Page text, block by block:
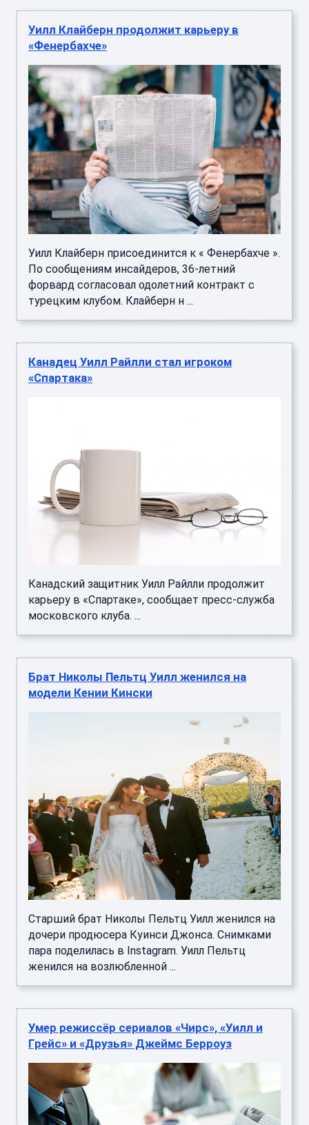
Уилл Клайберн продолжит карьеру в
«Фенербахче»
Уилл Клайберн присоединится к « Фенербахче ».
По сообщениям инсайдеров, 36-летний
форвард согласовал одолетний контракт с
турецким клубом. Клайберн н ...
Канадец Уилл Райлли стал игроком
«Спартака»
Канадский защитник Уилл Райлли продолжит
карьеру в «Спартаке», сообщает пресс-служба
московского клуба. ...
Брат Николы Пельтц Уилл женился на
модели Кении Кински
Старший брат Николы Пельтц Уилл женился на
дочери продюсера Куинси Джонса. Снимками
пара поделилась в Instagram. Уилл Пельтц
женился на возлюбленной ...
Умер режиссёр сериалов «Чирс», «Уилл и
Грейс» и «Друзья» Джеймс Берроуз